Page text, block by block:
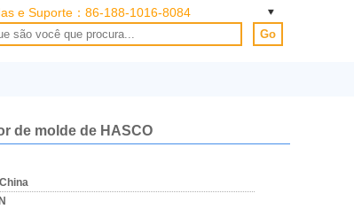
e Suporte： 86-188-1016-8084
Go
de molde de HASCO